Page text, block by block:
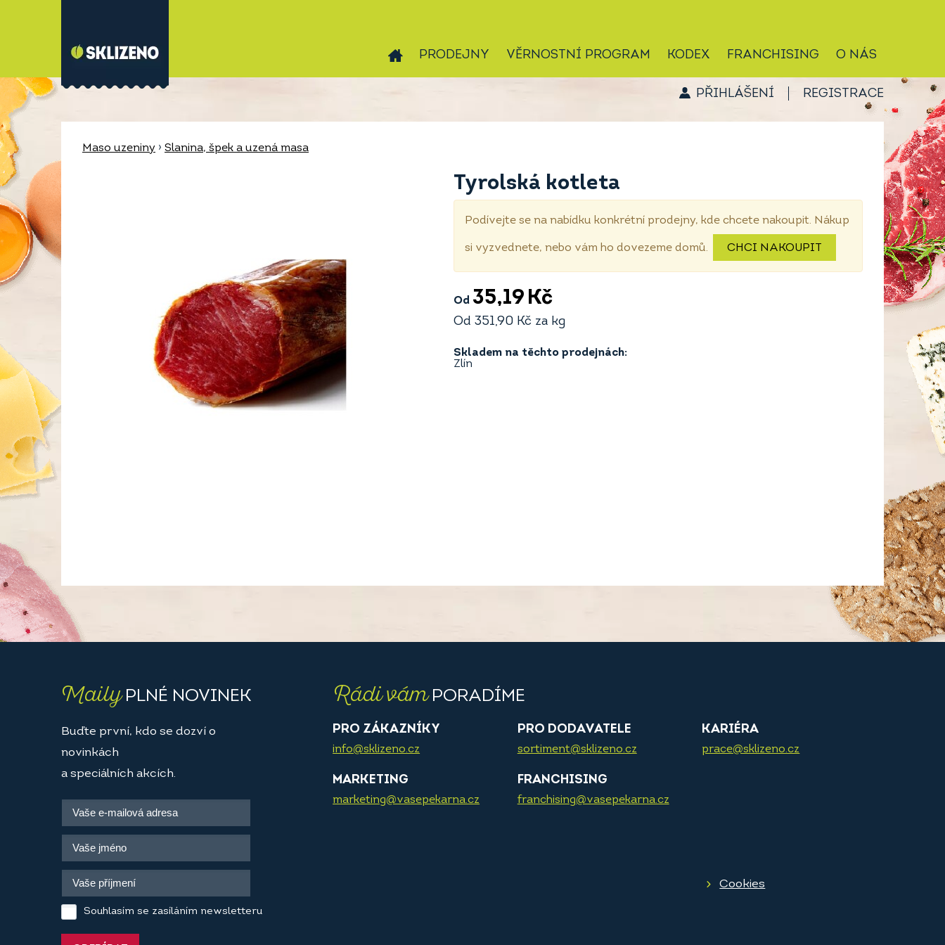
PRODEJNY VĚRNOSTNÍ PROGRAM KODEX FRANCHISING O NÁS
PŘIHLÁŠENÍ REGISTRACE
Maso uzeniny › Slanina, špek a uzená masa
Tyrolská kotleta
Podívejte se na nabídku konkrétní prodejny, kde chcete nakoupit. Nákup
si vyzvednete, nebo vám ho dovezeme domů. CHCI NAKOUPIT
Od 35,19 Kč
Od 351,90 Kč za kg
Skladem na těchto prodejnách:
Zlín
MailyPLNÉ NOVINEK
Buďte první, kdo se dozví o
novinkách
a speciálních akcích.
Souhlasím se zasíláním newsletteru
Rádi vámPORADÍME
PRO ZÁKAZNÍKY
info@sklizeno.cz
PRO DODAVATELE
sortiment@sklizeno.cz
KARIÉRA
prace@sklizeno.cz
MARKETING
marketing@vasepekarna.cz
FRANCHISING
franchising@vasepekarna.cz
Cookies